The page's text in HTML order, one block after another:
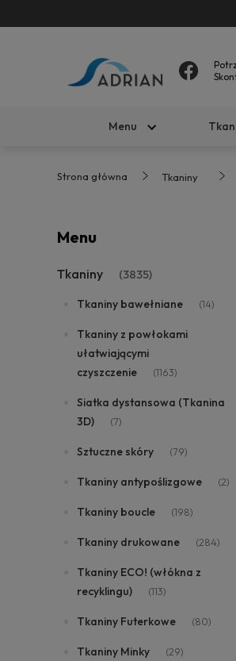
Menu
Strona główna Tkaniny
Menu
Tkaniny (3835)
Tkaniny bawełniane (14)
Tkaniny z powłokami
ułatwiającymi
czyszczenie
(1163)
Siatka dystansowa (Tkanina
3D)
(7)
Sztuczne skóry (79)
Tkaniny antypoślizgowe (2)
Tkaniny boucle (198)
Tkaniny drukowane (284)
Tkaniny ECO! (włókna z
recyklingu)
(113)
Tkaniny Futerkowe (80)
Tkaniny Minky (29)